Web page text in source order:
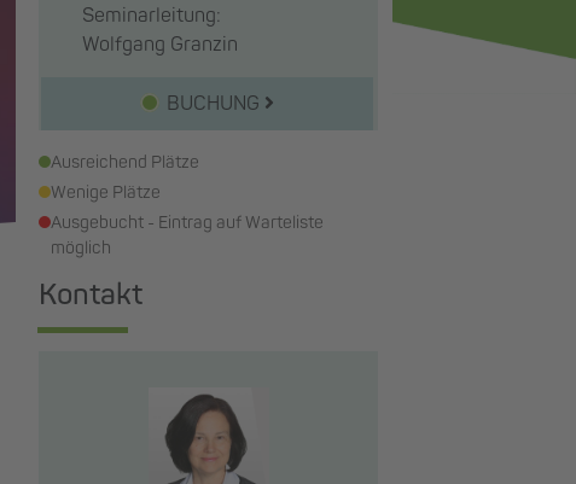
Seminarleitung:
Wolfgang Granzin
BUCHUNG
Ausreichend Plätze
Wenige Plätze
Ausgebucht - Eintrag auf Warteliste
möglich
Kontakt